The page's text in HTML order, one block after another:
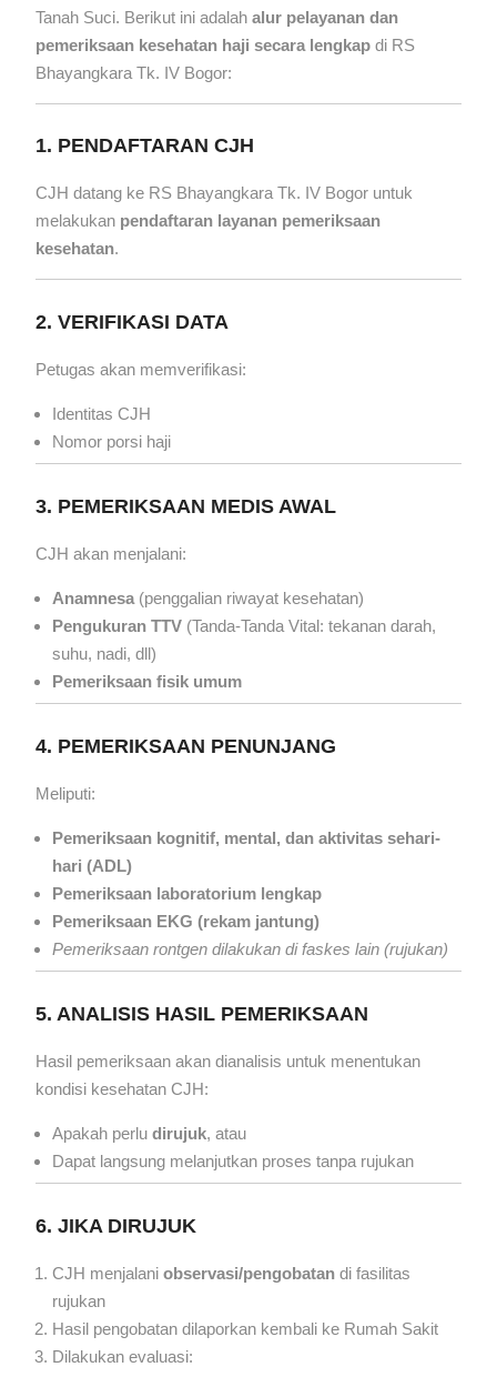
Tanah Suci. Berikut ini adalah alur pelayanan dan
pemeriksaan kesehatan haji secara lengkapdi RS
Bhayangkara Tk. IV Bogor:
1. PENDAFTARAN CJH
CJH datang ke RS Bhayangkara Tk. IV Bogor untuk
melakukan pendaftaran layanan pemeriksaan
kesehatan.
2. VERIFIKASI DATA
Petugas akan memverifikasi:
Identitas CJH
Nomor porsi haji
3. PEMERIKSAAN MEDIS AWAL
CJH akan menjalani:
Anamnesa(penggalian riwayat kesehatan)
Pengukuran TTV(Tanda-Tanda Vital: tekanan darah,
suhu, nadi, dll)
Pemeriksaan fisik umum
4. PEMERIKSAAN PENUNJANG
Meliputi:
Pemeriksaan kognitif, mental, dan aktivitas sehari-
hari (ADL)
Pemeriksaan laboratorium lengkap
Pemeriksaan EKG (rekam jantung)
Pemeriksaan rontgen dilakukan di faskes lain (rujukan)
5. ANALISIS HASIL PEMERIKSAAN
Hasil pemeriksaan akan dianalisis untuk menentukan
kondisi kesehatan CJH:
Apakah perlu dirujuk, atau
Dapat langsung melanjutkan proses tanpa rujukan
6. JIKA DIRUJUK
CJH menjalani observasi/pengobatandi fasilitas
rujukan
Hasil pengobatan dilaporkan kembali ke Rumah Sakit
Dilakukan evaluasi: